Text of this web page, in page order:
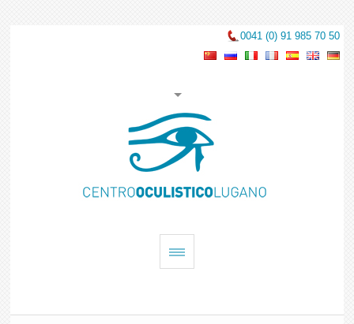
0041 (0) 91 985 70 50